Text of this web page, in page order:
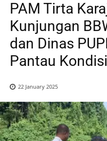
PAM Tirta
Kunjungan
dan Dinas
Pantau
22 January 2025